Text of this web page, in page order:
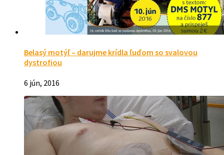
Belasý motýľ – darujme krídla ľuďom so svalovou
dystrofiou
6 jún, 2016